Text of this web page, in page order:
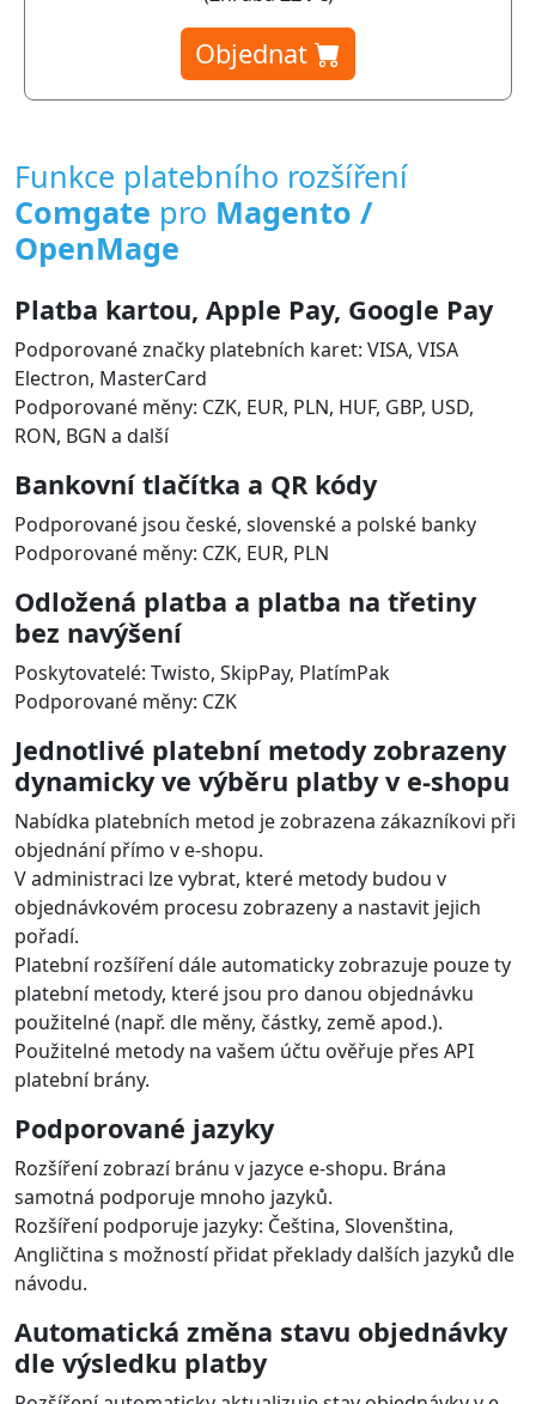
Objednat
Funkce platebního rozšíření
Comgate pro Magento /
OpenMage
Platba kartou, Apple Pay, Google Pay
Podporované značky platebních karet: VISA, VISA
Electron, MasterCard
Podporované měny: CZK, EUR, PLN, HUF, GBP, USD,
RON, BGN a další
Bankovní tlačítka a QR kódy
Podporované jsou české, slovenské a polské banky
Podporované měny: CZK, EUR, PLN
Odložená platba a platba na třetiny
bez navýšení
Poskytovatelé: Twisto, SkipPay, PlatímPak
Podporované měny: CZK
Jednotlivé platební metody zobrazeny
dynamicky ve výběru platby v e-shopu
Nabídka platebních metod je zobrazena zákazníkovi při
objednání přímo v e-shopu.
V administraci lze vybrat, které metody budou v
objednávkovém procesu zobrazeny a nastavit jejich
pořadí.
Platební rozšíření dále automaticky zobrazuje pouze ty
platební metody, které jsou pro danou objednávku
použitelné (např. dle měny, částky, země apod.).
Použitelné metody na vašem účtu ověřuje přes API
platební brány.
Podporované jazyky
Rozšíření zobrazí bránu v jazyce e-shopu. Brána
samotná podporuje mnoho jazyků.
Rozšíření podporuje jazyky: Čeština, Slovenština,
Angličtina s možností přidat překlady dalších jazyků dle
návodu.
Automatická změna stavu objednávky
dle výsledku platby